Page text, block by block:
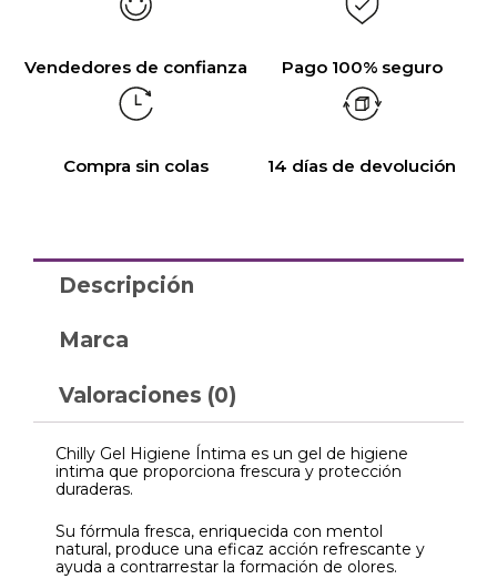
Vendedores de confianza Pago 100% seguro
Compra sin colas 14 días de devolución
Descripción
Marca
Valoraciones (0)
Chilly Gel Higiene Íntima es un gel de higiene
intima que proporciona frescura y protección
duraderas.
Su fórmula fresca, enriquecida con mentol
natural, produce una eficaz acción refrescante y
ayuda a contrarrestar la formación de olores.